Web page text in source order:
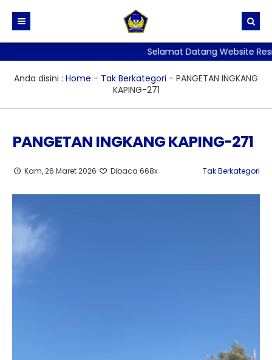
PROFIL
Stuktur Organisasi Sekolah
Kurikulum
Kesiswaan
Kehumasan
PPID
SKM
PERPUSTAKAAN
ADIWIYATA
TATA TERTIB
GALERI
LAYANAN
E-Rapor
ALUMNI
Selamat Datang Website Resmi
Anda disini : Home - Tak Berkategori - PANGETAN INGKANG
KAPING-271
PANGETAN INGKANG KAPING-271
Kam, 26 Maret 2026 Dibaca 668x Tak Berkategori